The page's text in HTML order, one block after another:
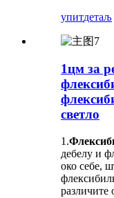
упитдетаљ
1цм за
светло
1.
дебелу и
око себе,
различите